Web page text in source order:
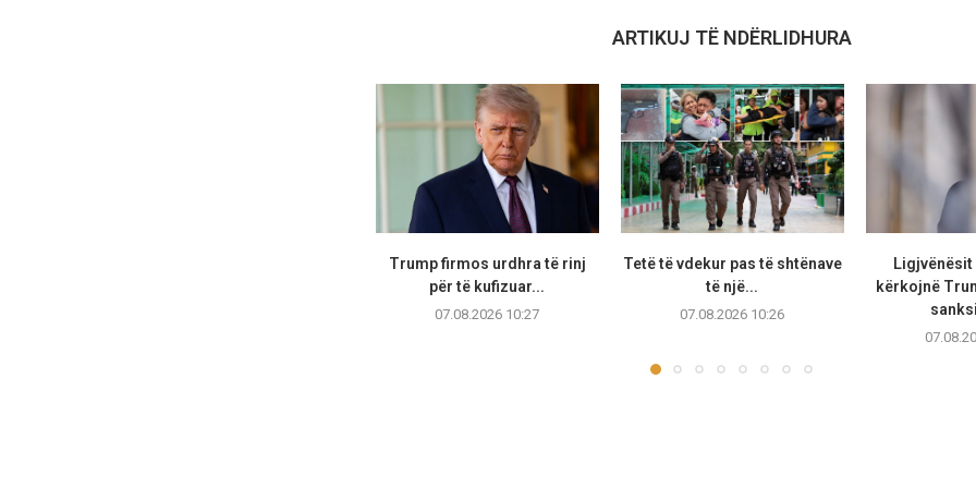
ARTIKUJ TË NDËRLIDHURA
Trump firmos urdhra të rinj
për të kufizuar...
07.08.2026 10:27
Tetë të vdekur pas të shtënave
të një...
07.08.2026 10:26
kërkojnë